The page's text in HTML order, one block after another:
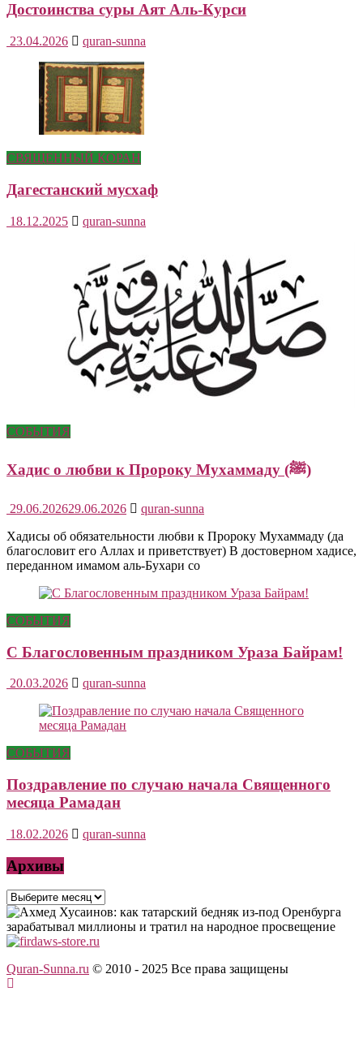
Достоинства суры Аят Аль-Курси
23.04.2026 quran-sunna
СВЯЩЕННЫЙ КОРАН
Дагестанский мусхаф
18.12.2025 quran-sunna
СОБЫТИЯ
Хадис о любви к Пророку Мухаммаду (ﷺ)
29.06.202629.06.2026
quran-sunna
Хадисы об обязательности любви к Пророку Мухаммаду (да
благословит его Аллах и приветствует) В достоверном хадисе,
переданном имамом аль-Бухари со
СОБЫТИЯ
С Благословенным праздником Ураза Байрам!
20.03.2026 quran-sunna
СОБЫТИЯ
Поздравление по случаю начала Священного
месяца Рамадан
18.02.2026 quran-sunna
Архивы
Архивы
Quran-Sunna.ru © 2010 - 2025 Все права защищены